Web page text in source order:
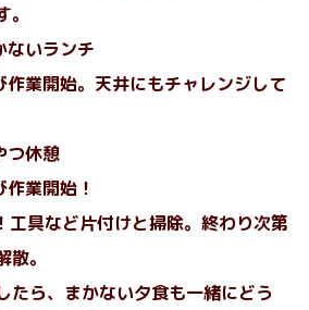
いランチ
業開始。天井にもチャレンジして
休憩
業開始！
具など片付けと掃除。終わり次第
。
たら、まかない夕食も一緒にどう